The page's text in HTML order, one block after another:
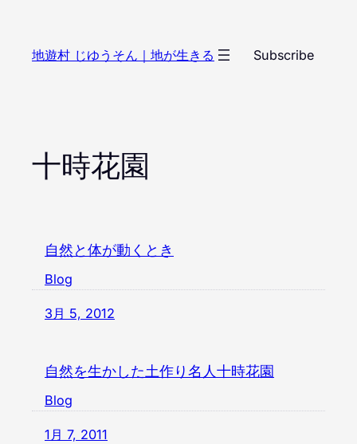
地遊村 じゆうそん｜地が生きる Subscribe
十時花園
自然と体が動くとき
Blog
3月 5, 2012
自然を生かした土作り名人十時花園
Blog
1月 7, 2011